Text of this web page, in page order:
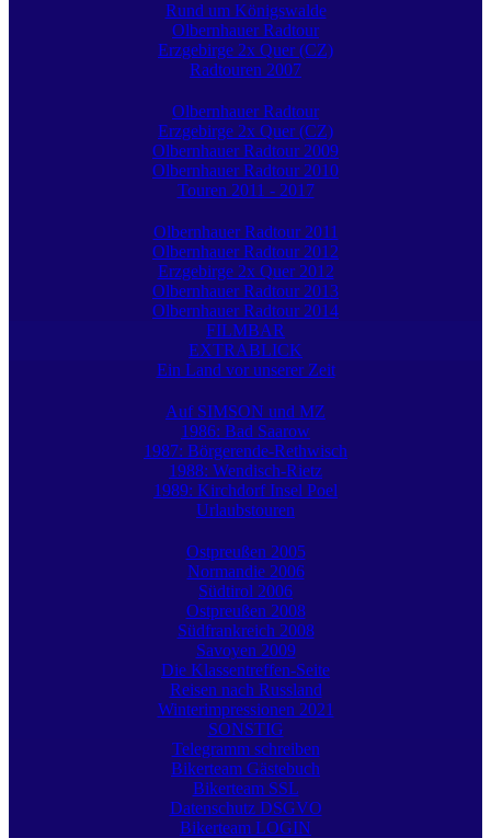
Rund um Königswalde
Olbernhauer Radtour
Erzgebirge 2x Quer (CZ)
Radtouren 2007
Olbernhauer Radtour
Erzgebirge 2x Quer (CZ)
Olbernhauer Radtour 2009
Olbernhauer Radtour 2010
Touren 2011 - 2017
Olbernhauer Radtour 2011
Olbernhauer Radtour 2012
Erzgebirge 2x Quer 2012
Olbernhauer Radtour 2013
Olbernhauer Radtour 2014
FILMBAR
EXTRABLICK
Ein Land vor unserer Zeit
Auf SIMSON und MZ
1986: Bad Saarow
1987: Börgerende-Rethwisch
1988: Wendisch-Rietz
1989: Kirchdorf Insel Poel
Urlaubstouren
Ostpreußen 2005
Normandie 2006
Südtirol 2006
Ostpreußen 2008
Südfrankreich 2008
Savoyen 2009
Die Klassentreffen-Seite
Reisen nach Russland
Winterimpressionen 2021
SONSTIG
Telegramm schreiben
Bikerteam Gästebuch
Bikerteam SSL
Datenschutz DSGVO
Bikerteam LOGIN